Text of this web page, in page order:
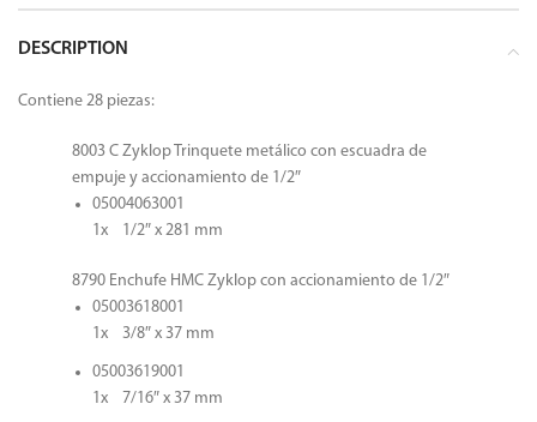
DESCRIPTION
Contiene 28 piezas:
8003 C Zyklop Trinquete metálico con escuadra de
empuje y accionamiento de 1/2″
05004063001
1x 1/2″ x 281 mm
8790 Enchufe HMC Zyklop con accionamiento de 1/2″
05003618001
1x 3/8″ x 37 mm
05003619001
1x 7/16″ x 37 mm